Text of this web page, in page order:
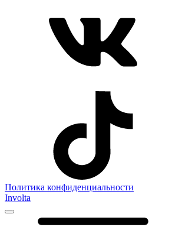
Политика конфиденциальности
Involta